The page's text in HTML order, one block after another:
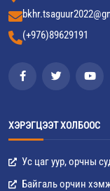
(+976)89629191
ХЭРЭГЦЭЭТ ХОЛБООС
Ус цаг уур, орчны
Байгаль орчин